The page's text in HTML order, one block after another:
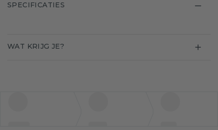
SPECIFICATIES
WAT KRIJG JE?